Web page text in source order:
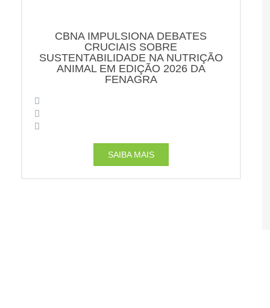
CBNA IMPULSIONA DEBATES
CRUCIAIS SOBRE
SUSTENTABILIDADE NA NUTRIÇÃO
ANIMAL EM EDIÇÃO 2026 DA
FENAGRA
SAIBA MAIS